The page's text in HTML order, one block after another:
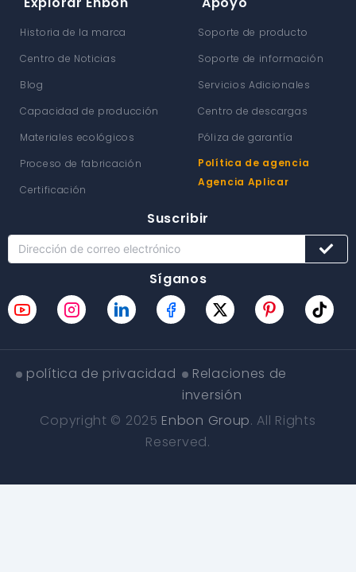
Historia de la marca
Centro de Noticias
Blog
Capacidad de producción
Materiales ecológicos
Proceso de fabricación
Certificación
Soporte de producto
Soporte de información
Servicios Adicionales
Centro de descargas
Póliza de garantía
Política de agencia
Agencia Aplicar
Suscribir
Síganos
política de privacidad
Relaciones de
inversión
Copyright © 2025 Enbon Group. All Rights
Reserved.